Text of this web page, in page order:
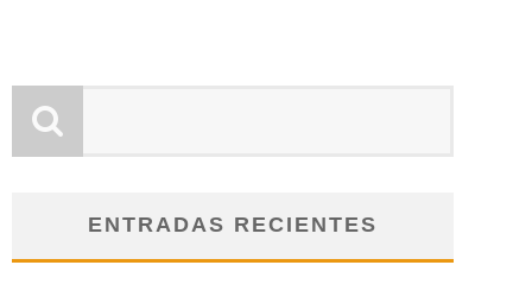
ENTRADAS RECIENTES